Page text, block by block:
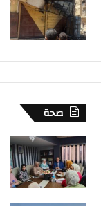
صحة